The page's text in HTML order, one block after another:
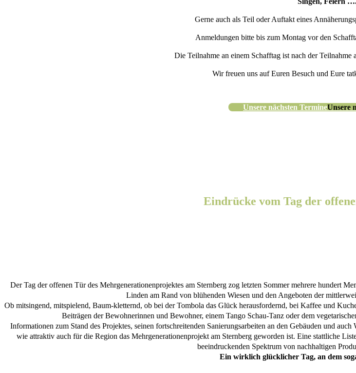
Gerne auch als Teil oder Auftakt eines
Anmeldungen bitte bis zum Montag vor den
Die Teilnahme an einem Schafftag ist nach der Teilnahme
Wir freuen uns auf Euren Besuch und Eure
Unsere nächsten TermineUnsere
Eindrücke vom Tag der
Der Tag der offenen Tür des Mehrgenerationenprojektes am Sternberg zog letzten Sommer mehrere hundert
Linden am Rand von blühenden Wiesen und den Angeboten der
Ob mitsingend, mitspielend, Baum-kletternd, ob bei der Tombola das Glück herausfordernd, bei Kaffee und
Beiträgen der Bewohnerinnen und Bewohner, einem Tango Schau-Tanz oder dem
Informationen zum Stand des Projektes, seinen fortschreitenden Sanierungsarbeiten an den Gebäuden und
wie attraktiv auch für die Region das Mehrgenerationenprojekt am Sternberg geworden ist. Eine stattliche
beeindruckenden Spektrum von nachhaltigen
Ein wirklich glücklicher Tag, an dem